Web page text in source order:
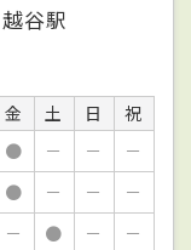
谷駅
金 土 日
祝
● － －
－
● － －
－
－ ● － －